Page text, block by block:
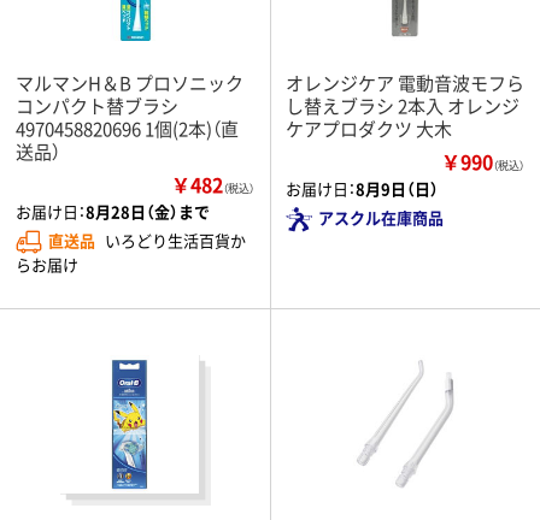
マルマンH＆B プロソニック
コンパクト替ブラシ
4970458820696 1個(2本)（直
送品）
￥482（税込）
お届け日：8月28日（金）まで
直送品 いろどり生活百貨か
らお届け
オレンジケア 電動音波モフら
し替えブラシ 2本入 オレンジ
ケアプロダクツ 大木
￥990（税込）
お届け日：8月9日（日）
アスクル在庫商品